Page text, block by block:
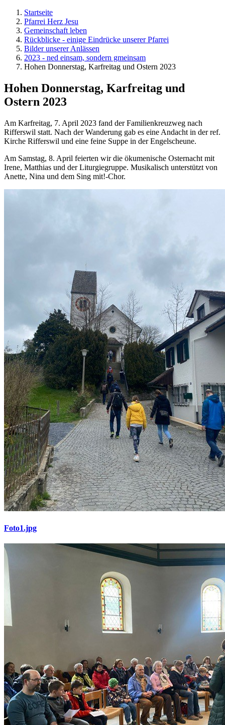
Startseite
Pfarrei Herz Jesu
Gemeinschaft leben
Rückblicke - einige Eindrücke unserer Pfarrei
Bilder unserer Anlässen
2023 - ned einsam, sondern gmeinsam
Hohen Donnerstag, Karfreitag und Ostern 2023
Hohen Donnerstag, Karfreitag und
Ostern 2023
Am Karfreitag, 7. April 2023 fand der Familienkreuzweg nach
Rifferswil statt. Nach der Wanderung gab es eine Andacht in der ref.
Kirche Rifferswil und eine feine Suppe in der Engelscheune.
Am Samstag, 8. April feierten wir die ökumenische Osternacht mit
Irene, Matthias und der Liturgiegruppe. Musikalisch unterstützt von
Anette, Nina und dem Sing mit!-Chor.
Foto1.jpg